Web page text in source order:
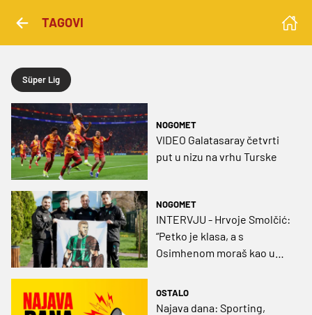
TAGOVI
Süper Lig
NOGOMET
VIDEO Galatasaray četvrti
put u nizu na vrhu Turske
NOGOMET
INTERVJU - Hrvoje Smolčić:
“Petko je klasa, a s
Osimhenom moraš kao u
ribolovu”
OSTALO
Najava dana: Sporting,